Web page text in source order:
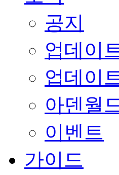
공지
업데이
업데이
아덴월
이벤트
가이드